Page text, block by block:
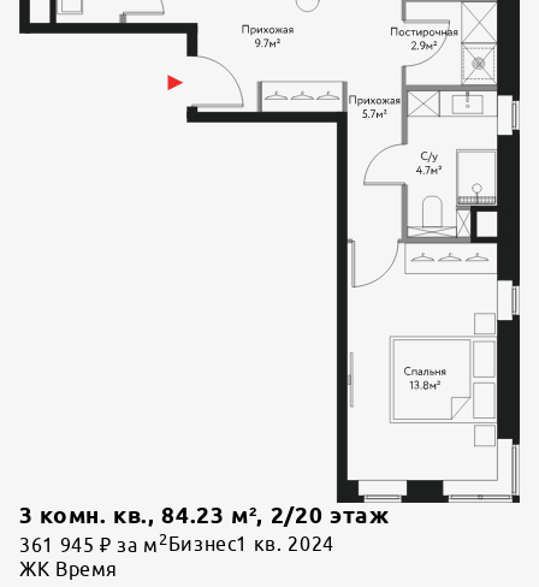
3 комн. кв., 84.23 м², 2/20 этаж
361 945 ₽ за м 2 Бизнес1 кв. 2024
ЖК Время